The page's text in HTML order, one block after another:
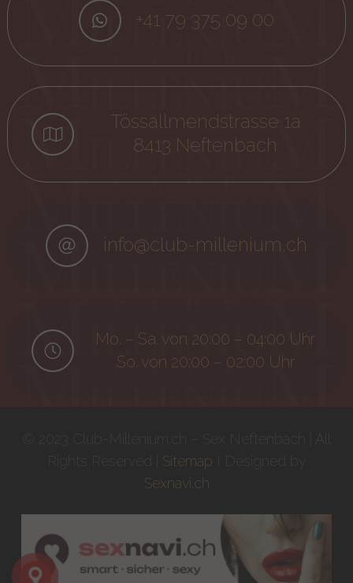
+41 79 375 09 00
Tössallmendstrasse 1a
8413 Neftenbach
info@club-millenium.ch
Mo. – Sa. von 20:00 – 04:00 Uhr
So. von 20:00 – 02:00 Uhr
Sitemap
Sexnavi.ch